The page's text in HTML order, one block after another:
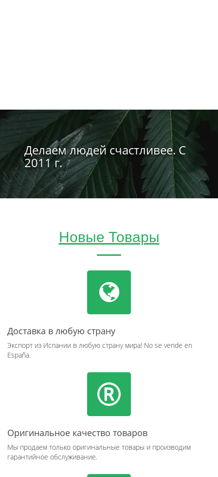
Делаем людей счастливее. С
2011 г.
Новые Товары
Доставка в любую страну
Экспорт из Испании в любую страну мира! No se vende en
España.
Оригинальное качество товаров
Мы продаем только оригинальные товары и производим
гарантийное обслуживание.